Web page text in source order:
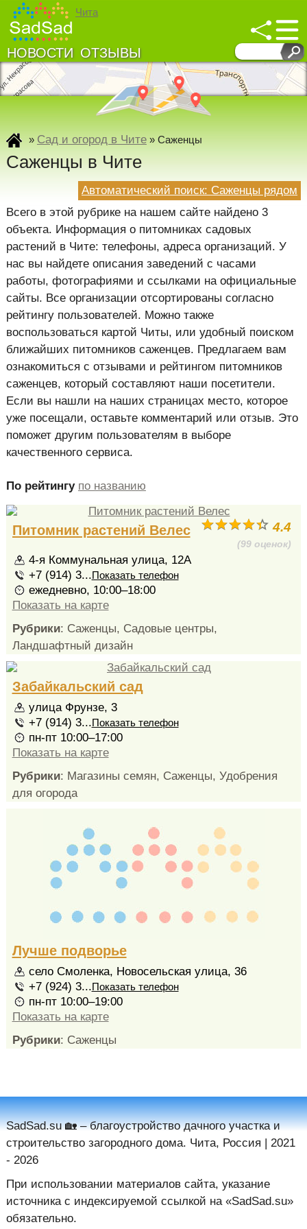
Чита
НОВОСТИ ОТЗЫВЫ
Развернуть карту↓
» Сад и огород в Чите» Саженцы
Саженцы в Чите
Автоматический поиск: Саженцы рядом
Всего в этой рубрике на нашем сайте найдено 3
объекта. Информация о питомниках садовых
растений в Чите: телефоны, адреса организаций. У
нас вы найдете описания заведений с часами
работы, фотографиями и ссылками на официальные
сайты. Все организации отсортированы согласно
рейтингу пользователей. Можно также
воспользоваться картой Читы, или удобный поиском
ближайших питомников саженцев. Предлагаем вам
ознакомиться с отзывами и рейтингом питомников
саженцев, который составляют наши посетители.
Если вы нашли на наших страницах место, которое
уже посещали, оставьте комментарий или отзыв. Это
поможет другим пользователям в выборе
качественного сервиса.
По рейтингу по названию
4.4
(99 оценок)
Питомник растений Велес
4-я Коммунальная улица, 12А
+7 (914) 3...Показать телефон
ежедневно, 10:00–18:00
Показать на карте
Рубрики: Саженцы, Садовые центры,
Ландшафтный дизайн
Забайкальский сад
улица Фрунзе, 3
+7 (914) 3...Показать телефон
пн-пт 10:00–17:00
Показать на карте
Рубрики: Магазины семян, Саженцы, Удобрения
для огорода
Лучше подворье
село Смоленка, Новосельская улица, 36
+7 (924) 3...Показать телефон
пн-пт 10:00–19:00
Показать на карте
Рубрики: Саженцы
SadSad.su 🏡️ – благоустройство дачного участка и
строительство загородного дома. Чита, Россия | 2021
- 2026
При использовании материалов сайта, указание
источника с индексируемой ссылкой на «SadSad.su»
обязательно.